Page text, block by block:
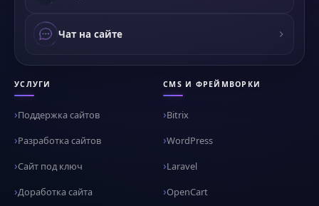
Чат на сайте
УСЛУГИ
Поддержка сайтов
Разработка сайтов
Сайт под ключ
Доработка сайта
CMS И ФРЕЙМВОРКИ
Bitrix
WordPress
Laravel
OpenCart